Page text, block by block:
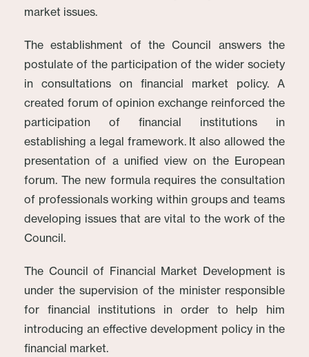
market issues.
The establishment of the Council answers the
postulate of the participation of the wider society
in consultations on financial market policy. A
created forum of opinion exchange reinforced the
participation of financial institutions in
establishing a legal framework. It also allowed the
presentation of a unified view on the European
forum. The new formula requires the consultation
of professionals working within groups and teams
developing issues that are vital to the work of the
Council.
The Council of Financial Market Development is
under the supervision of the minister responsible
for financial institutions in order to help him
introducing an effective development policy in the
financial market.